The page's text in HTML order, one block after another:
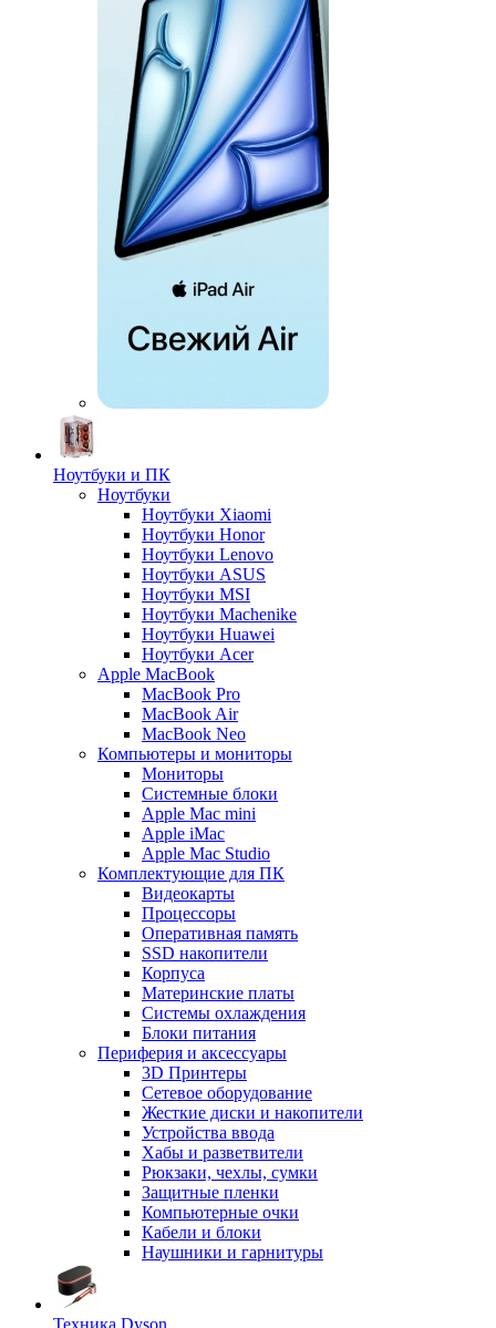
Ноутбуки и ПК
Ноутбуки
Ноутбуки Xiaomi
Ноутбуки Honor
Ноутбуки Lenovo
Ноутбуки ASUS
Ноутбуки MSI
Ноутбуки Machenike
Ноутбуки Huawei
Ноутбуки Acer
Apple MacBook
MacBook Pro
MacBook Air
MacBook Neo
Компьютеры и мониторы
Мониторы
Системные блоки
Apple Mac mini
Apple iMac
Apple Mac Studio
Комплектующие для ПК
Видеокарты
Процессоры
Оперативная память
SSD накопители
Корпуса
Материнские платы
Системы охлаждения
Блоки питания
Периферия и аксессуары
3D Принтеры
Сетевое оборудование
Жесткие диски и накопители
Устройства ввода
Хабы и разветвители
Рюкзаки, чехлы, сумки
Защитные пленки
Компьютерные очки
Кабели и блоки
Наушники и гарнитуры
Техника Dyson